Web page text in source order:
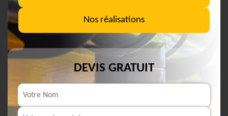
Nos réalisations
DEVIS GRATUIT